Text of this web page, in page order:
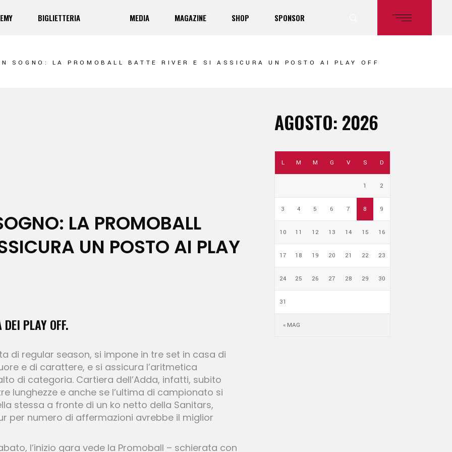
BIGLIETTERIA
Abbonamento
MEDIA
Album
MAGAZINE SHOP SPONSOR
VOLLEY ACADEMY
SOGNO: LA PROMOBALL BATTE RIVER E SI ASSICURA UN POSTO AI PLAY OFF
LA PROMOBALL
UN POSTO AI PLAY
PLAY OFF.
di regular season, si impone in tre set in casa di
e di carattere, e si assicura l’aritmetica
di categoria. Cartiera dell’Adda, infatti, subito
lunghezze e anche se l’ultima di campionato si
stessa a fronte di un ko netto della Sanitars,
per numero di affermazioni avrebbe il miglior
l’inizio gara vede la Promoball – schierata con
AGOSTO: 2026
L M M G V S D
« MAG
1 2
3 4 5 6 7 8 9
10 11 12 13 14 15 16
17 18 19 20 21 22 23
24 25 26 27 28 29 30
31